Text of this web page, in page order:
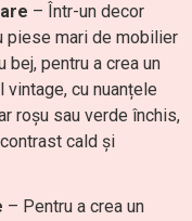
– Într-un decor
piese mari de mobilier
bej, pentru a crea un
cu nuanțele
roșu sau verde închis,
cald și
– Pentru a crea un